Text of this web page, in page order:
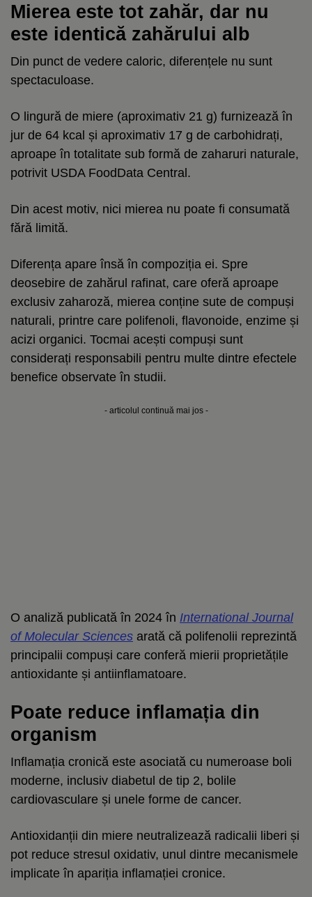
Mierea este tot zahăr, dar nu
este identică zahărului alb
Din punct de vedere caloric, diferențele nu sunt
spectaculoase.
O lingură de miere (aproximativ 21 g) furnizează în
jur de 64 kcal și aproximativ 17 g de carbohidrați,
aproape în totalitate sub formă de zaharuri naturale,
potrivit USDA FoodData Central.
Din acest motiv, nici mierea nu poate fi consumată
fără limită.
Diferența apare însă în compoziția ei. Spre
deosebire de zahărul rafinat, care oferă aproape
exclusiv zaharoză, mierea conține sute de compuși
naturali, printre care polifenoli, flavonoide, enzime și
acizi organici. Tocmai acești compuși sunt
considerați responsabili pentru multe dintre efectele
benefice observate în studii.
- articolul continuă mai jos -
O analiză publicată în 2024 în International Journal
of Molecular Sciences arată că polifenolii reprezintă
principalii compuși care conferă mierii proprietățile
antioxidante și antiinflamatoare.
Poate reduce inflamația din
organism
Inflamația cronică este asociată cu numeroase boli
moderne, inclusiv diabetul de tip 2, bolile
cardiovasculare și unele forme de cancer.
Antioxidanții din miere neutralizează radicalii liberi și
pot reduce stresul oxidativ, unul dintre mecanismele
implicate în apariția inflamației cronice.